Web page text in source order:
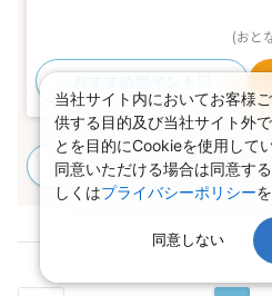
(おと
すべてのプランを見る(2
当社サイト内においてお客様
供する目的及び当社サイト外
とを目的にCookieを使用して
同意いただける場合は同意す
しくはプライバシーポリシー
同意しない